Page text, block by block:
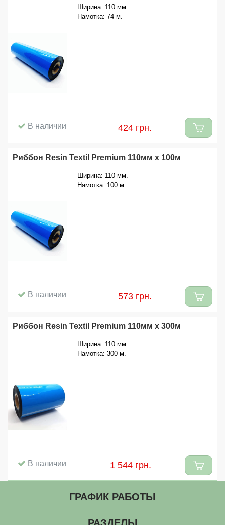
Ширина: 110 мм.
Намотка: 74 м.
В наличии 424 грн.
Риббон Resin Textil Premium 110мм x 100м
Ширина: 110 мм.
Намотка: 100 м.
В наличии 573 грн.
Риббон Resin Textil Premium 110мм x 300м
Ширина: 110 мм.
Намотка: 300 м.
В наличии 1 544 грн.
ГРАФИК РАБОТЫ